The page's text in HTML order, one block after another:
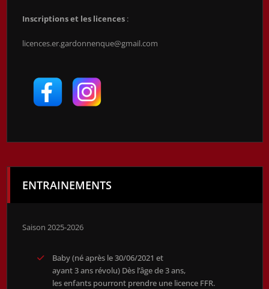
Inscriptions et les licences:
licences.er.gardonnenque@gmail.com
ENTRAINEMENTS
Saison 2025-2026
Baby (né après le 30/06/2021 et
ayant 3 ans révolu) Dès l’âge de 3 ans,
les enfants pourront prendre une licence FFR.